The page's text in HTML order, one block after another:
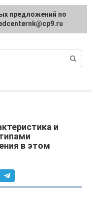
и
в этом
предложений по